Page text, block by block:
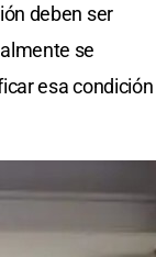
deben ser
se
esa condición